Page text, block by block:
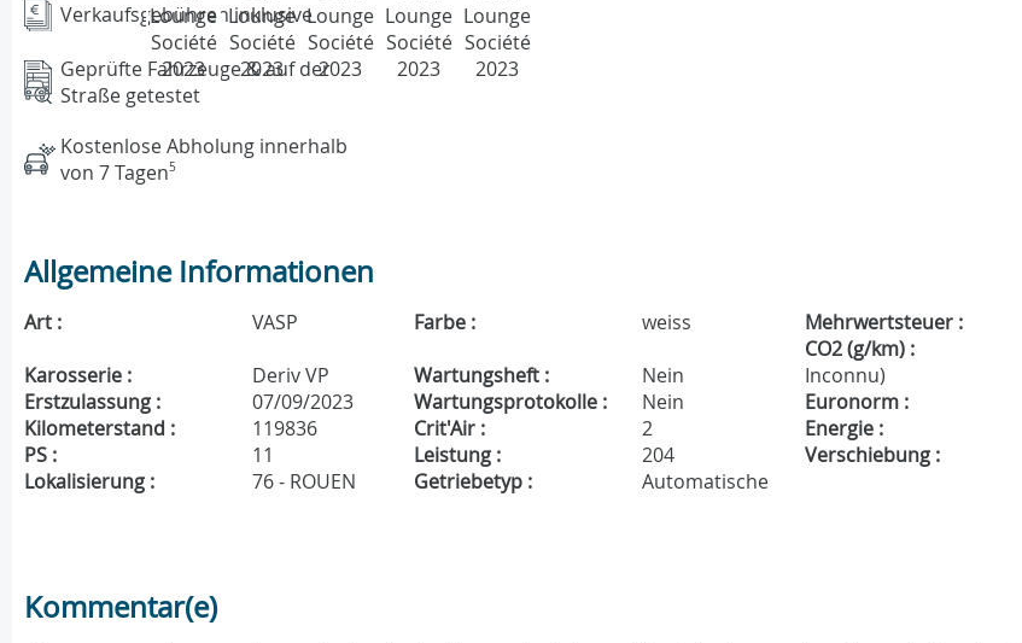
Verkaufsgebühren inklusive
Geprüfte Fahrzeuge & auf der
Straße getestet
Kostenlose Abholung innerhalb
von 7 Tagen5
Allgemeine Informationen
Art : VASP Farbe : weiss Mehrwertsteuer :
Karosserie : Deriv VP Wartungsheft : Nein
CO2 (g/km) :
Inconnu)
Erstzulassung :
07/09/2023 Wartungsprotokolle : Nein Euronorm :
Kilometerstand :
119836 Crit'Air : 2 Energie :
PS :
11 Leistung : 204 Verschiebung :
Lokalisierung :
76 - ROUEN Getriebetyp : Automatische
Kommentar(e)